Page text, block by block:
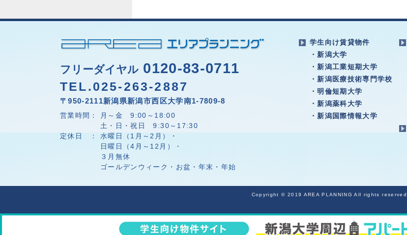
フリーダイヤル 0120-83-0711
TEL.025-263-2887
〒950-2111新潟県新潟市西区大学南1-7809-8
営業時間： 月～金 9:00～18:00
土・日・祝日 9:30～17:30
定休日 ： 水曜日（1月～2月）・
日曜日（4月～12月）・
３月無休
ゴールデンウィーク・お盆・年末・年始
学生向け賃貸物件
・新潟大学
・新潟工業短期大学
・新潟医療技術専門学校
・明倫短期大学
・新潟薬科大学
・新潟国際情報大学
Copyright © 2019 AREA PLANNING All rights reserved.